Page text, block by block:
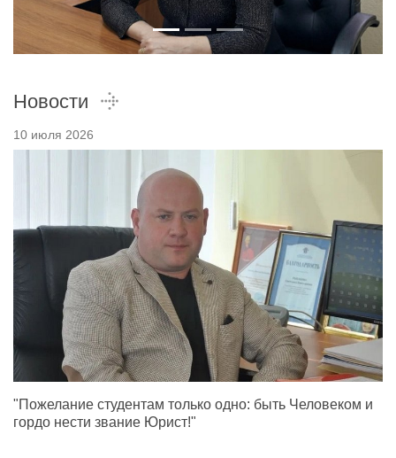
Новости
10 июля 2026
"Пожелание студентам только одно: быть Человеком и
гордо нести звание Юрист!"